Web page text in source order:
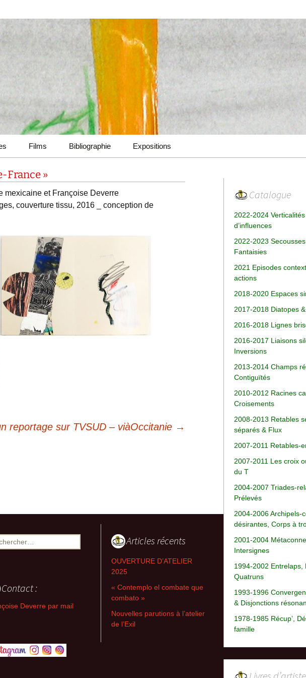
2022-2024 Verticalités &
Zones d’influences
2022-2023 Secousses
intemporelles &
2021 Episodes
contextuels & Inter-
2018-2020 Espaces
singuliers & Etudes
2017-2018 Diatopes &
Enchaînements
2016-2018 Lignes
2010-2012 Racines
la dissymétrie du T
couleurs, Images
Métaconnexions,
Partitions, Intersignes
2009-2016 Choix
Films Bibliographie Expositions
France »
mexicaine et Françoise Deverre
couverture tissu, 2016 _ conception de
reportage sur TVSUD – viàOccitanie →
Catalogue
2022-2024
d’influences
2022-2023
Fantaisies
2021 Episodes
actions
2018-2020 Espaces
2017-2018 Diatopes
2016-2018 Lignes
2016-2017 Liaisons
Inversions
2013-2014 Champs
Contiguïtés
2010-2012 Racines
Croisements
2008-2013 Retables
séparés & Flux
2007-2011 Retables-
2007-2011 Les croix
du T
2004-2007 Triades-
Prélevés
2004-2006 Archipels-
désirantes, Corps à
2001-2004
Intersignes
1994-2002 Entrelaps,
Quatruns
1993-1996
& Disjonctions
1978-1985 Récup’,
famille
: Articles récents
OUVERTURE D’ATELIER
2025
« Contemplo el combate que
combato »
Nouvelles parutions à l’atelier
de l’Exil
Contact :
Deverre par mail